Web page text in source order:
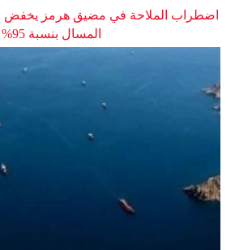
اضطراب الملاحة في مضيق هرمز يخفض
المسال بنسبة 95%